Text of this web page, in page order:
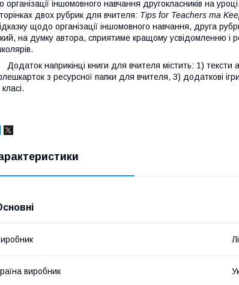
організації іншомовного навчання другокласників на
двох рубрик для вчителя: Tips for Teachers та
щодо організації іншомовного навчання, друга
на думку автора, сприятиме кращому усвідомленню і
Додаток наприкінці книги для вчителя містить: 1) тексти
з ресурсної папки для вчителя, 3) додаткові
класі.
виробник